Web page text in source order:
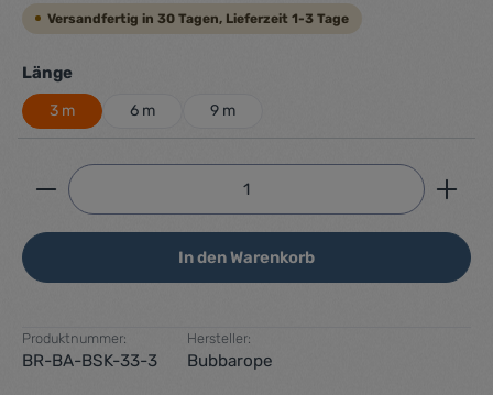
Versandfertig in 30 Tagen, Lieferzeit 1-3 Tage
Längeauswählen
3 m 6 m 9 m
Produkt Anzahl: Gib den gewünschten Wert ein
In den Warenkorb
Produktnummer:
BR-BA-BSK-33-3
Hersteller:
Bubbarope